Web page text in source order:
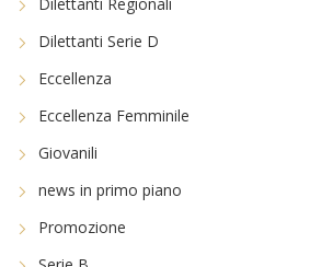
Dilettanti Serie D
Eccellenza
Eccellenza Femminile
Giovanili
news in primo piano
Promozione